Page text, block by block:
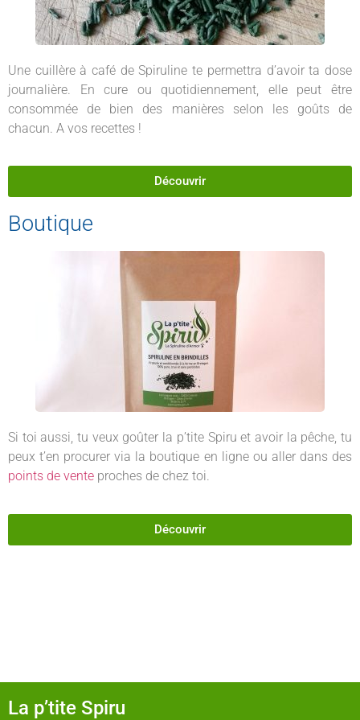
Une cuillère à café de Spiruline te permettra d’avoir ta dose
journalière. En cure ou quotidiennement, elle peut être
consommée de bien des manières selon les goûts de
chacun. A vos recettes !
Découvrir
Boutique
Si toi aussi, tu veux goûter la p’tite Spiru et avoir la pêche, tu
peux t’en procurer via la boutique en ligne ou aller dans des
points de vente proches de chez toi.
Découvrir
La p’tite Spiru